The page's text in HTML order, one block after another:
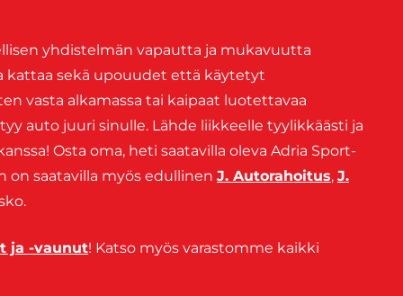
yhdistelmän vapautta ja mukavuutta
kattaa sekä upouudet että käytetyt
vasta alkamassa tai kaipaat luotettavaa
auto juuri sinulle. Lähde liikkeelle tyylikkäästi ja
Osta oma, heti saatavilla oleva Adria Sport-
on saatavilla myös edullinen J. Autorahoitus, J.
ja -vaunut! Katso myös varastomme kaikki